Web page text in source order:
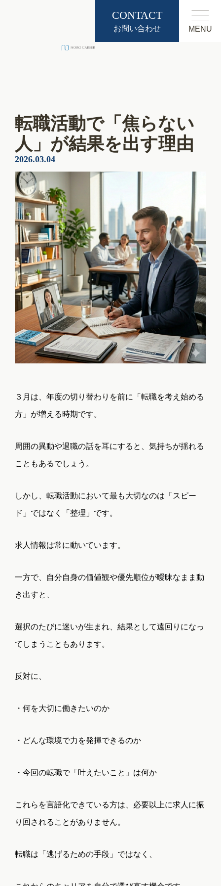
CONTACT
お問い合わせ MENU
TOP NEWS
転職活動で「焦らない
人」が結果を出す理由
2026.03.04
３月は、年度の切り替わりを前に「転職を考え始める
方」が増える時期です。
周囲の異動や退職の話を耳にすると、気持ちが揺れる
こともあるでしょう。
しかし、転職活動において最も大切なのは「スピー
ド」ではなく「整理」です。
求人情報は常に動いています。
一方で、自分自身の価値観や優先順位が曖昧なまま動
き出すと、
選択のたびに迷いが生まれ、結果として遠回りになっ
てしまうこともあります。
反対に、
・何を大切に働きたいのか
・どんな環境で力を発揮できるのか
・今回の転職で「叶えたいこと」は何か
これらを言語化できている方は、必要以上に求人に振
り回されることがありません。
転職は「逃げるための手段」ではなく、